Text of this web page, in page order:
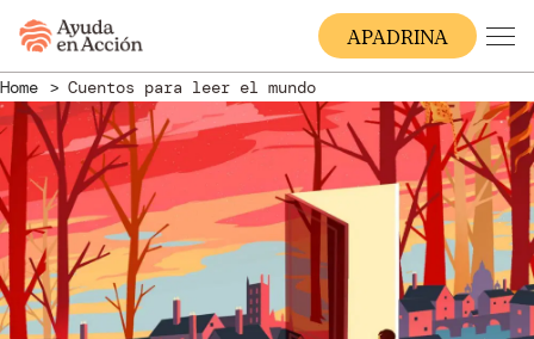
APADRINA
Home Cuentos para leer el mundo